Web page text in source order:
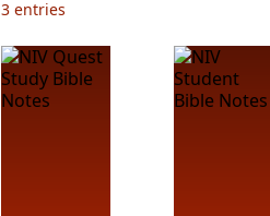
3 entries